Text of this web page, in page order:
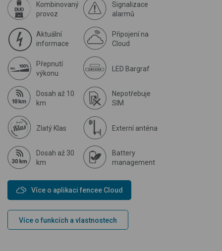
Kombinovaný
provoz
Signalizace
alarmů
Aktuální
informace
Připojení na
Cloud
Přepnutí
výkonu
LED Bargraf
Dosah až 10
km
Nepotřebuje
SIM
Zlatý Klas Externí anténa
Dosah až 30
km
Battery
management
Více o aplikaci fencee Cloud
Více o funkcích a vlastnostech